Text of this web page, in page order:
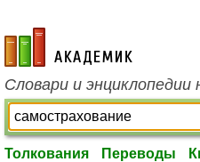
academic.ru
Словари и энциклопедии
Толкования Переводы